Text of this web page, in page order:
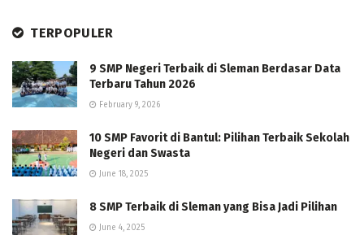
TERPOPULER
9 SMP Negeri Terbaik di Sleman Berdasar Data
Terbaru Tahun 2026
February 9, 2026
10 SMP Favorit di Bantul: Pilihan Terbaik Sekolah
Negeri dan Swasta
June 18, 2025
8 SMP Terbaik di Sleman yang Bisa Jadi Pilihan
June 4, 2025